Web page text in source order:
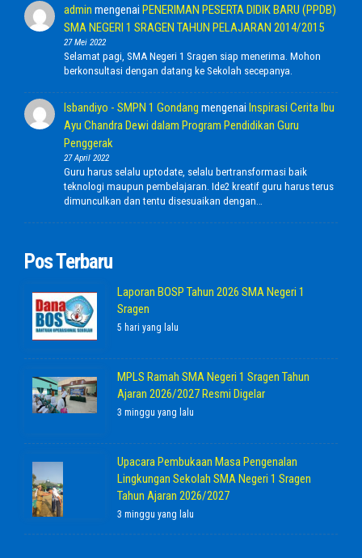
admin mengenai PENERIMAN PESERTA DIDIK BARU (PPDB)
SMA NEGERI 1 SRAGEN TAHUN PELAJARAN 2014/2015
27 Mei 2022
Selamat pagi, SMA Negeri 1 Sragen siap menerima. Mohon
berkonsultasi dengan datang ke Sekolah secepanya.
Isbandiyo - SMPN 1 Gondang mengenai Inspirasi Cerita Ibu
Ayu Chandra Dewi dalam Program Pendidikan Guru
Penggerak
27 April 2022
Guru harus selalu uptodate, selalu bertransformasi baik
teknologi maupun pembelajaran. Ide2 kreatif guru harus terus
dimunculkan dan tentu disesuaikan dengan…
Pos Terbaru
Laporan BOSP Tahun 2026 SMA Negeri 1
Sragen
5 hari yang lalu
MPLS Ramah SMA Negeri 1 Sragen Tahun
Ajaran 2026/2027 Resmi Digelar
3 minggu yang lalu
Upacara Pembukaan Masa Pengenalan
Lingkungan Sekolah SMA Negeri 1 Sragen
Tahun Ajaran 2026/2027
3 minggu yang lalu